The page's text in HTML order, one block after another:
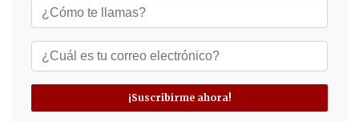
¡Suscribirme ahora!